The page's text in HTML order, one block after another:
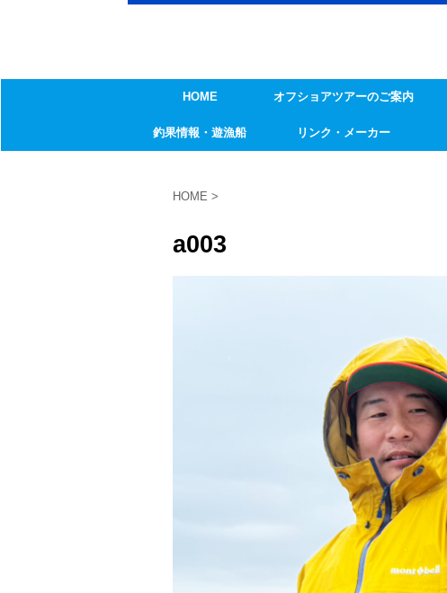
HOME オフショアツアーのご案内
釣果情報・遊漁船 リンク・メーカー
HOME >
a003